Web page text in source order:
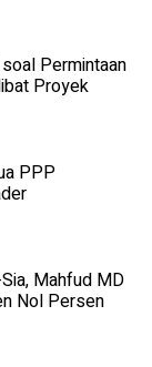
Permintaan
Proyek
PPP
Mahfud MD
Nol Persen